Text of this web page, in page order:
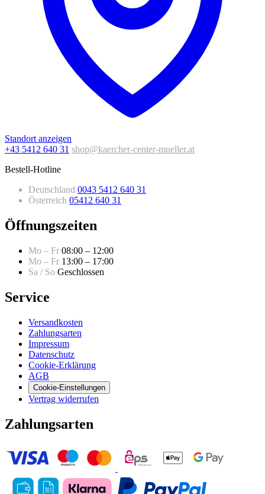
Standort anzeigen
+43 5412 640 31 shop@kaercher-center-mueller.at
Bestell-Hotline
Deutschland 0043 5412 640 31
Österreich 05412 640 31
Öffnungszeiten
Mo – Fr 08:00 – 12:00
Mo – Fr 13:00 – 17:00
Sa / So Geschlossen
Service
Versandkosten
Zahlungsarten
Impressum
Datenschutz
Cookie-Erklärung
AGB
Cookie-Einstellungen
Vertrag widerrufen
Zahlungsarten